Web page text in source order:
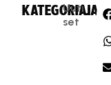
KATEGORIA:
Uuti
set
JAA: